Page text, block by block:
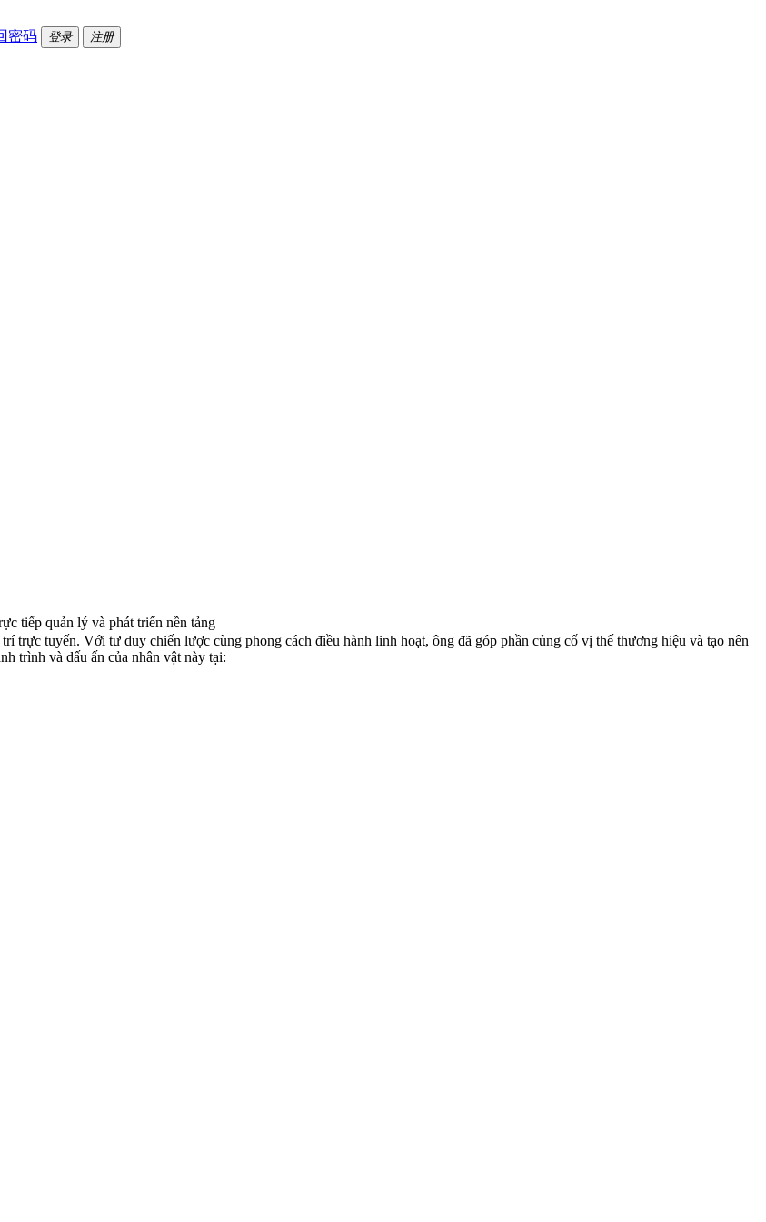
密码 登录 注册
tiếp quản lý và phát triển nền tảng
tuyến. Với tư duy chiến lược cùng phong cách điều hành linh hoạt, ông đã góp phần củng cố vị thế thương hiệu và tạo nên
trình và dấu ấn của nhân vật này tại: